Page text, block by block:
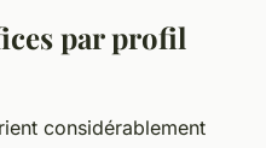
par profil
considérablement